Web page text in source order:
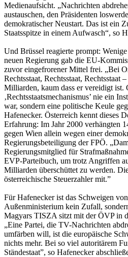
Medienaufsicht. „Nachrichten
austauschen, den Präsidenten
demokratischer Neustart. Das ist ein
Staatsspitze in einem Aufwasch“, so
Und Brüssel reagierte prompt:
neuen Regierung gab die EU-
zuvor eingefrorener Mittel frei. „Bei
Rechtsstaat, Rechtsstaat, Rechtsstaat
Milliarden, kaum dass er vereidigt ist.
‚Rechtsstaatsmechanismus’ nie ein
war, sondern eine politische Keule
Hafenecker. Österreich kennt dieses
Erfahrung: Im Jahr 2000 verhängten
gegen Wien allein wegen einer
Regierungsbeteiligung der FPÖ.
Regierungsmitglied für
EVP-Parteibuch, um trotz Angriffen
Milliarden überschüttet zu werden.
österreichische Steuerzahler mit.”
Für Hafenecker ist das Schweigen
Außenministerium kein Zufall,
Magyars TISZA sitzt mit der ÖVP in
„Eine Partei, die TV-Nachrichten
umfärben will, ist die europäische
nichts mehr. Bei so viel autoritärem
Ständestaat”, so Hafenecker